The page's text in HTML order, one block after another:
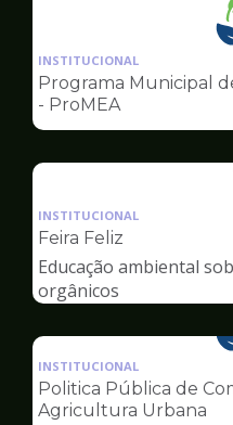
INSTITUCIONAL
Programa Municipal
- ProMEA
INSTITUCIONAL
Feira Feliz
Educação ambiental
orgânicos
INSTITUCIONAL
Politica Pública de
Agricultura Urbana